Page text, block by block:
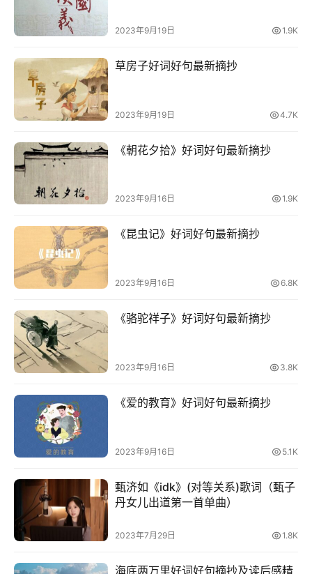
首
页
词
句
经
典
词
今
词
常
用
贺
登录 注册
2023年9月19日 1.9K
草房子好词好句最新摘抄
2023年9月19日 4.7K
《朝花夕拾》好词好句最新摘抄
2023年9月16日 1.9K
《昆虫记》好词好句最新摘抄
2023年9月16日 6.8K
《骆驼祥子》好词好句最新摘抄
2023年9月16日 3.8K
《爱的教育》好词好句最新摘抄
2023年9月16日 5.1K
甄济如《idk》(对等关系)歌词（甄子
丹女儿出道第一首单曲）
2023年7月29日 1.8K
海底两万里好词好句摘抄及读后感精